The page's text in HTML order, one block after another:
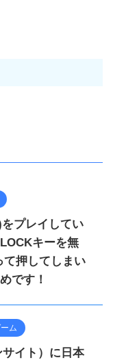
プレイしてい
キーを無
押してしまい
です！
ム
イト）に日本